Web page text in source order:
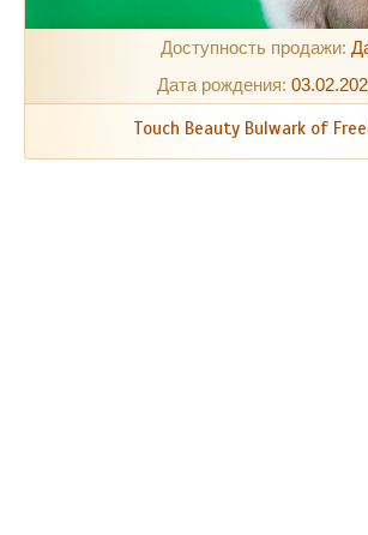
Доступность продажи:
Дата рождения:
Touch Beauty Bulwark of